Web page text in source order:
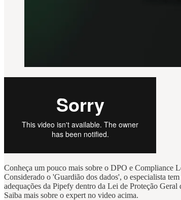
Conheça um pouco mais sobre o DPO e Compliance
Considerado o 'Guardião dos dados', o especialista
adequações da Pipefy dentro da Lei de Proteção
Saiba mais sobre o expert no video acima.